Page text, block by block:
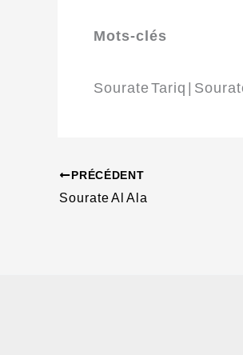
Mots-clés
Sourate Tariq |
PRÉCÉDENT
Sourate Al Ala